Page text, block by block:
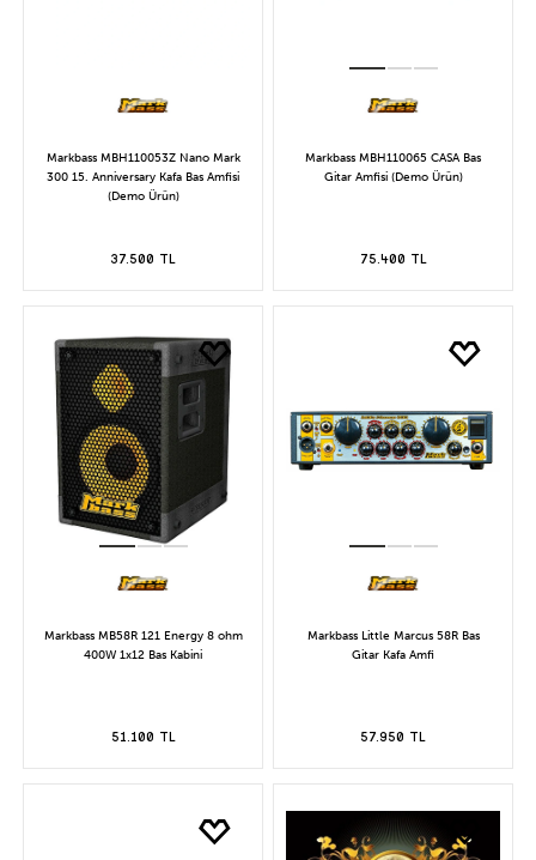
Markbass MBH110053Z Nano Mark
300 15. Anniversary Kafa Bas Amfisi
(Demo Ürün)
37.500 TL
Markbass MBH110065 CASA Bas
Gitar Amfisi (Demo Ürün)
75.400 TL
Markbass MB58R 121 Energy 8 ohm
400W 1x12 Bas Kabini
51.100 TL
Markbass Little Marcus 58R Bas
Gitar Kafa Amfi
57.950 TL